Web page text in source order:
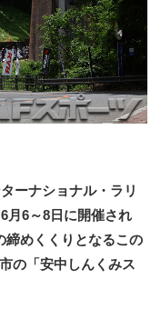
ーナショナル・ラリ
月6～8日に開催され
締めくくりとなるこの
の「安中しんくみス